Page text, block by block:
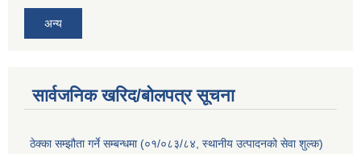
अन्य
सार्वजनिक खरिद/बोलपत्र सूचना
ठेक्का सम्झौता गर्ने सम्बन्धमा (०१/०८३/८४, स्थानीय उत्पादनको सेवा शुल्क)